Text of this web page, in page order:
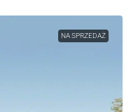
NA SPRZEDAŻ